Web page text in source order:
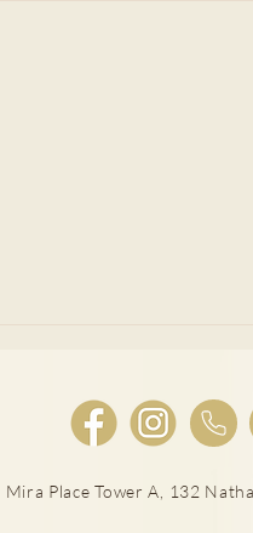
Place Tower A, 132